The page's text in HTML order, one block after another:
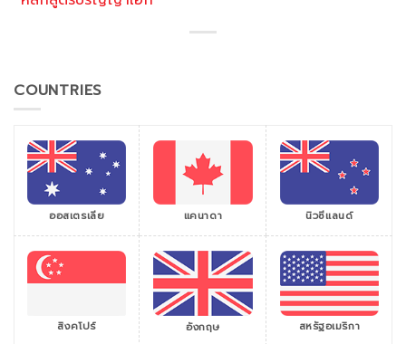
COUNTRIES
ออสเตรเลีย แคนาดา นิวซีแลนด์
สิงคโปร์ อังกฤษ สหรัฐอเมริกา